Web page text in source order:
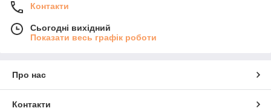
Контакти
Сьогодні вихідний
Показати весь графік роботи
Про нас
Контакти